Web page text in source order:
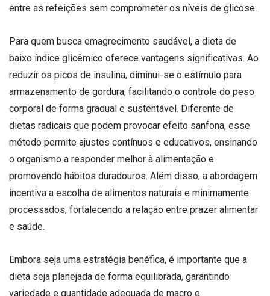
entre as refeições sem comprometer os níveis de glicose.
Para quem busca emagrecimento saudável, a dieta de
baixo índice glicêmico oferece vantagens significativas. Ao
reduzir os picos de insulina, diminui-se o estímulo para
armazenamento de gordura, facilitando o controle do peso
corporal de forma gradual e sustentável. Diferente de
dietas radicais que podem provocar efeito sanfona, esse
método permite ajustes contínuos e educativos, ensinando
o organismo a responder melhor à alimentação e
promovendo hábitos duradouros. Além disso, a abordagem
incentiva a escolha de alimentos naturais e minimamente
processados, fortalecendo a relação entre prazer alimentar
e saúde.
Embora seja uma estratégia benéfica, é importante que a
dieta seja planejada de forma equilibrada, garantindo
variedade e quantidade adequada de macro e